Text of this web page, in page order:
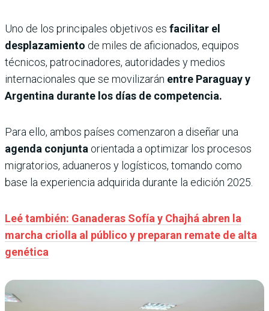
Uno de los principales objetivos es facilitar el
desplazamiento de miles de aficionados, equipos
técnicos, patrocinadores, autoridades y medios
internacionales que se movilizarán entre Paraguay y
Argentina durante los días de competencia.
Para ello, ambos países comenzaron a diseñar una
agenda conjunta orientada a optimizar los procesos
migratorios, aduaneros y logísticos, tomando como
base la experiencia adquirida durante la edición 2025.
Leé también: Ganaderas Sofía y Chajhá abren la
marcha criolla al público y preparan remate de alta
genética